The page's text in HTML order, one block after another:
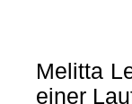
Melitta
einer